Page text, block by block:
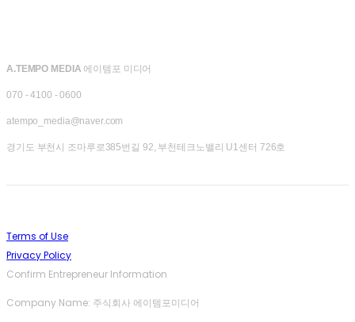
A.TEMPO MEDIA 에이템포 미디어
070 - 4100 - 0600
atempo_media@naver.com
경기도 부천시 조마루로385번길 92, 부천테크노밸리 U1센터 726호
Terms of Use
Privacy Policy
Confirm Entrepreneur Information
Company Name: 주식회사 에이템포미디어